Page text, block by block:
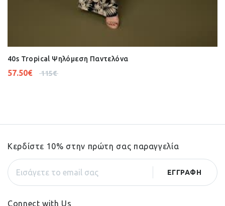
40s Tropical Ψηλόμεση Παντελόνα
115€
57.50€
Κερδίστε 10% στην πρώτη σας παραγγελία
Connect with Us